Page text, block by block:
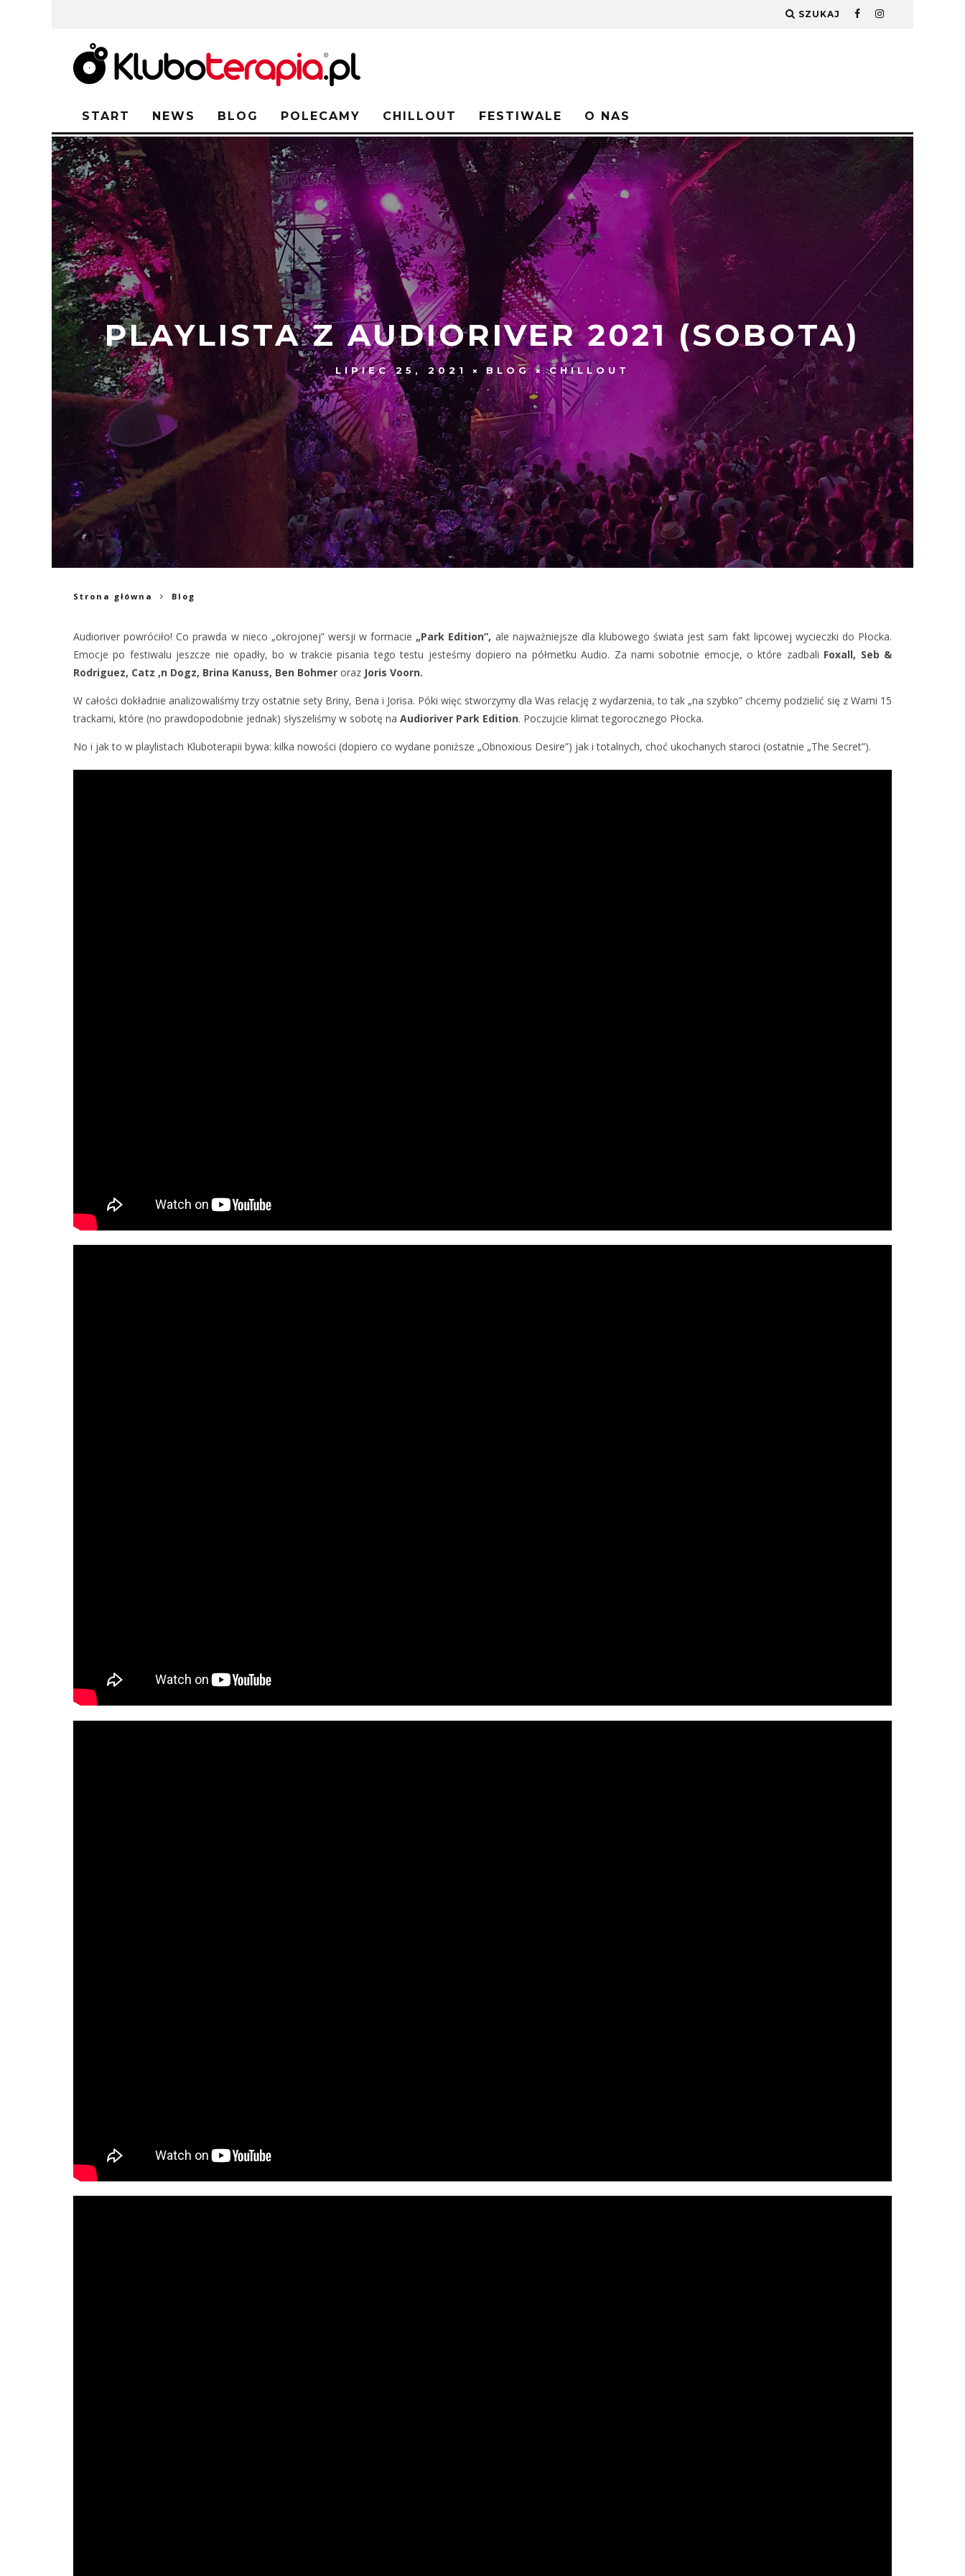
SZUKAJ
START NEWS BLOG POLECAMY CHILLOUT FESTIWALE O NAS
PLAYLISTA Z AUDIORIVER 2021 (SOBOTA)
LIPIEC 25, 2021 BLOG CHILLOUT
Strona główna Blog
Audioriver powróciło! Co prawda w nieco „okrojonej” wersji w formacie „Park Edition”, ale najważniejsze dla klubowego świata jest sam fakt lipcowej wycieczki do Płocka.
Emocje po festiwalu jeszcze nie opadły, bo w trakcie pisania tego testu jesteśmy dopiero na półmetku Audio. Za nami sobotnie emocje, o które zadbali Foxall, Seb &
Rodriguez, Catz ‚n Dogz, Brina Kanuss, Ben Bohmer oraz Joris Voorn.
W całości dokładnie analizowaliśmy trzy ostatnie sety Briny, Bena i Jorisa. Póki więc stworzymy dla Was relację z wydarzenia, to tak „na szybko” chcemy podzielić się z Wami 15
trackami, które (no prawdopodobnie jednak) słyszeliśmy w sobotę na Audioriver Park Edition. Poczujcie klimat tegorocznego Płocka.
No i jak to w playlistach Kluboterapii bywa: kilka nowości (dopiero co wydane poniższe „Obnoxious Desire”) jak i totalnych, choć ukochanych staroci (ostatnie „The Secret”).